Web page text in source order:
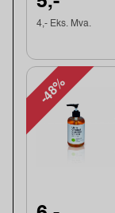
4,- Eks. Mva.
-48%